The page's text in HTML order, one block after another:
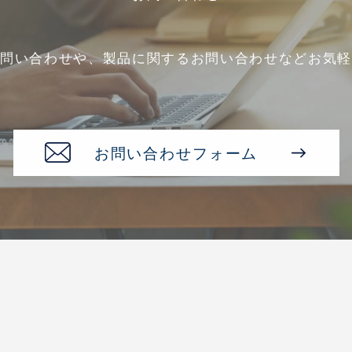
い合わせや、製品に関するお問い合わせなどお気
お問い合わせフォーム